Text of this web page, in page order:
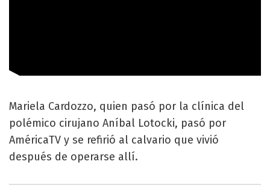
Mariela Cardozzo, quien pasó por la clínica del
polémico cirujano Aníbal Lotocki, pasó por
AméricaTV y se refirió al calvario que vivió
después de operarse allí.